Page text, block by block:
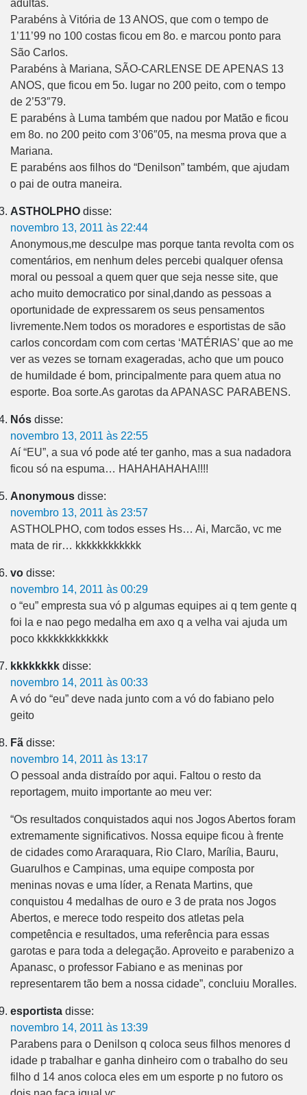
adultas.
Parabéns à Vitória de 13 ANOS, que com o tempo de
1’11’99 no 100 costas ficou em 8o. e marcou ponto para
São Carlos.
Parabéns à Mariana, SÃO-CARLENSE DE APENAS 13
ANOS, que ficou em 5o. lugar no 200 peito, com o tempo
de 2’53″79.
E parabéns à Luma também que nadou por Matão e ficou
em 8o. no 200 peito com 3’06″05, na mesma prova que a
Mariana.
E parabéns aos filhos do “Denilson” também, que ajudam
o pai de outra maneira.
ASTHOLPHO disse:
novembro 13, 2011 às 22:44
Anonymous,me desculpe mas porque tanta revolta com os
comentários, em nenhum deles percebi qualquer ofensa
moral ou pessoal a quem quer que seja nesse site, que
acho muito democratico por sinal,dando as pessoas a
oportunidade de expressarem os seus pensamentos
livremente.Nem todos os moradores e esportistas de são
carlos concordam com com certas ‘MATÉRIAS’ que ao me
ver as vezes se tornam exageradas, acho que um pouco
de humildade é bom, principalmente para quem atua no
esporte. Boa sorte.As garotas da APANASC PARABENS.
Nós disse:
novembro 13, 2011 às 22:55
Aí “EU”, a sua vó pode até ter ganho, mas a sua nadadora
ficou só na espuma… HAHAHAHAHA!!!!
Anonymous disse:
novembro 13, 2011 às 23:57
ASTHOLPHO, com todos esses Hs… Ai, Marcão, vc me
mata de rir… kkkkkkkkkkkk
vo disse:
novembro 14, 2011 às 00:29
o “eu” empresta sua vó p algumas equipes ai q tem gente q
foi la e nao pego medalha em axo q a velha vai ajuda um
poco kkkkkkkkkkkkk
kkkkkkkk disse:
novembro 14, 2011 às 00:33
A vó do “eu” deve nada junto com a vó do fabiano pelo
geito
Fã disse:
novembro 14, 2011 às 13:17
O pessoal anda distraído por aqui. Faltou o resto da
reportagem, muito importante ao meu ver:
“Os resultados conquistados aqui nos Jogos Abertos foram
extremamente significativos. Nossa equipe ficou à frente
de cidades como Araraquara, Rio Claro, Marília, Bauru,
Guarulhos e Campinas, uma equipe composta por
meninas novas e uma líder, a Renata Martins, que
conquistou 4 medalhas de ouro e 3 de prata nos Jogos
Abertos, e merece todo respeito dos atletas pela
competência e resultados, uma referência para essas
garotas e para toda a delegação. Aproveito e parabenizo a
Apanasc, o professor Fabiano e as meninas por
representarem tão bem a nossa cidade”, concluiu Moralles.
esportista disse:
novembro 14, 2011 às 13:39
Parabens para o Denilson q coloca seus filhos menores d
idade p trabalhar e ganha dinheiro com o trabalho do seu
filho d 14 anos coloca eles em um esporte p no futoro os